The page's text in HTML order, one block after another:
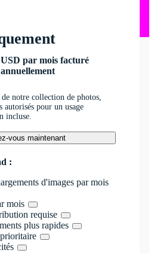
USD par mois facturé
annuellement
notre collection de photos,
pour un usage
incluse.
vous maintenant
:
d'images par mois
mois
requise
plus rapides